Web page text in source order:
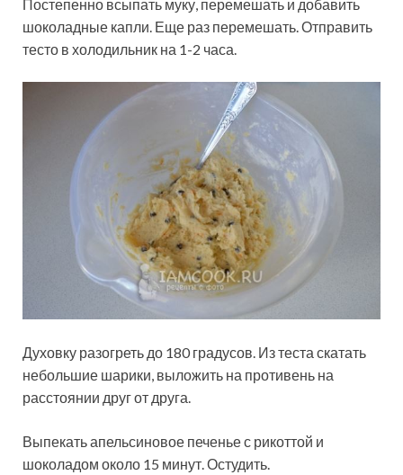
Постепенно всыпать муку, перемешать и добавить
шоколадные капли. Еще раз перемешать. Отправить
тесто в холодильник на 1-2 часа.
Духовку разогреть до 180 градусов. Из теста скатать
небольшие шарики, выложить на противень на
расстоянии друг от друга.
Выпекать апельсиновое печенье с рикоттой и
шоколадом около 15 минут. Остудить.